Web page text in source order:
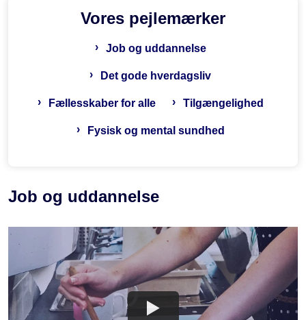
Vores pejlemærker
Job og uddannelse
Det gode hverdagsliv
Fællesskaber for alle Tilgængelighed
Fysisk og mental sundhed
Job og uddannelse